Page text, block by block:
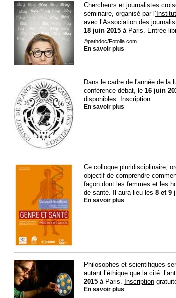
Chercheurs et journalistes
séminaire, organisé par l
avec l’Association des
18 juin 2015 à Paris. Entrée
©pathdoc/Fotolia.com
En savoir plus
Dans le cadre de l'année de la
conférence-débat, le 16 juin
disponibles. Inscription
En savoir plus
Ce colloque pluridisciplinaire,
objectif de comprendre
façon dont les femmes et les
de santé. Il aura lieu les 8 et 9
En savoir plus
Philosophes et scientifiques
autant l’éthique que la cité:
2015 à Paris. Inscription
En savoir plus